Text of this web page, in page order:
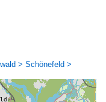
> Schönefeld >